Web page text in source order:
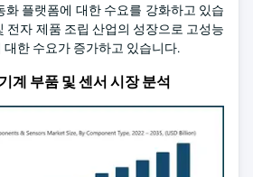
화 플랫폼에 대한 수요를 강화하고 있습
전자 제품 조립 산업의 성장으로 고성능
대한 수요가 증가하고 있습니다.
계 부품 및 센서 시장 분석